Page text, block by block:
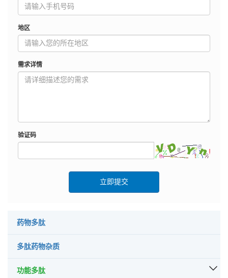
地区
需求详情
验证码
立即提交
药物多肽
多肽药物杂质
功能多肽